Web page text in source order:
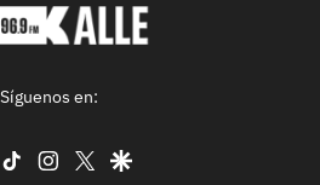
Síguenos en:
tiktok instagram
twittergoogle